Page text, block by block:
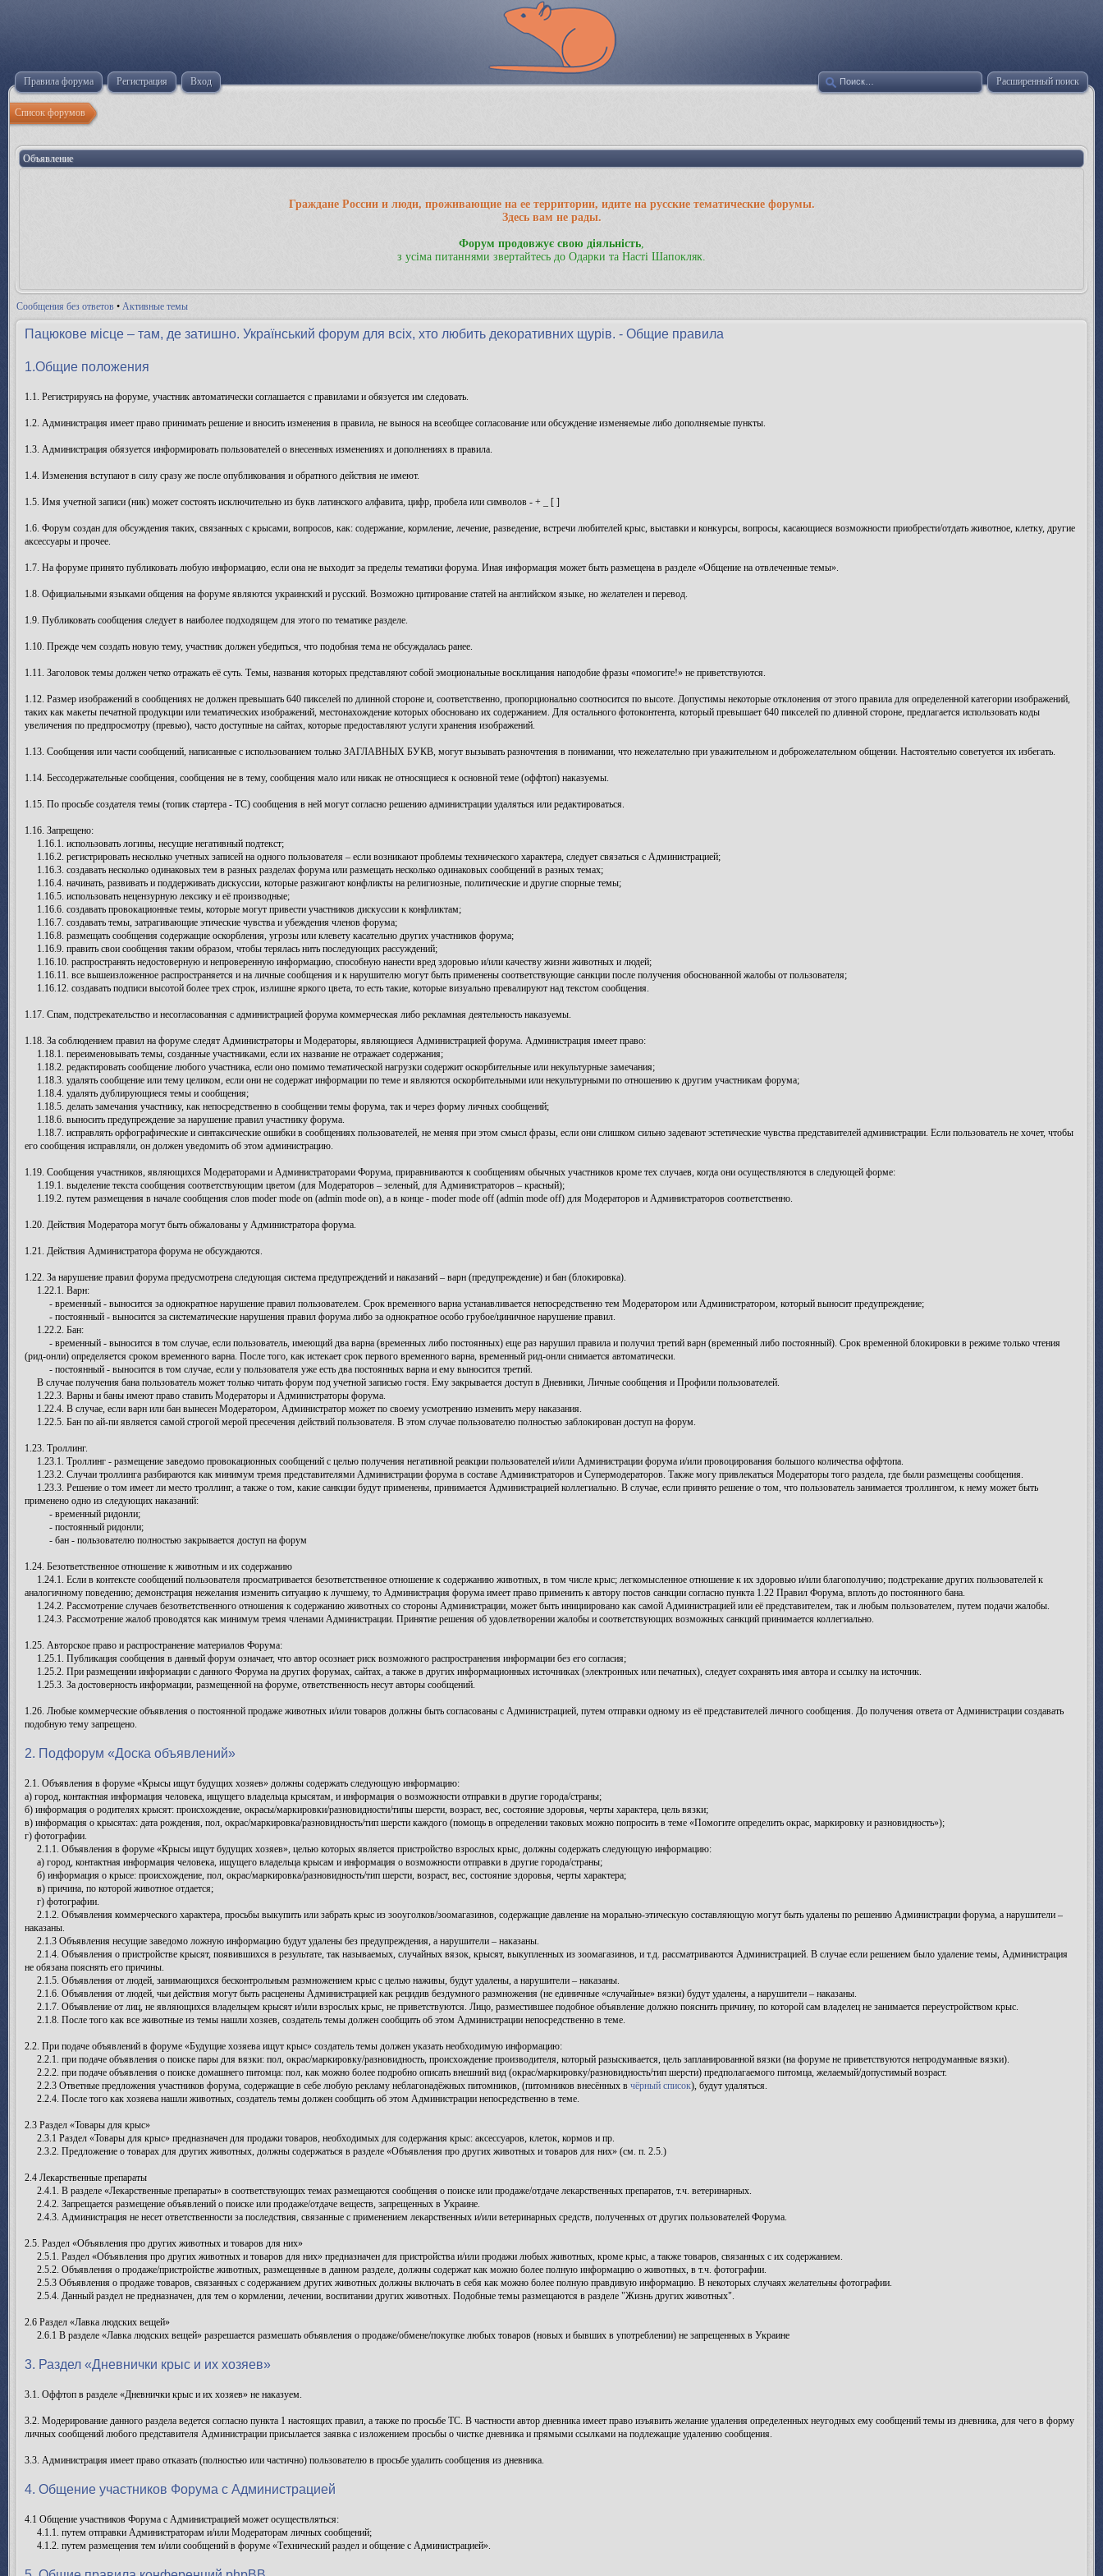
Расширенный поиск
Правила форума Регистрация Вход
Список форумов
Объявление
Граждане России и люди, проживающие на ее территории, идите на русские тематические форумы.
Здесь вам не рады.
Форум продовжує свою діяльність
з усіма питаннями звертайтесь до Одарки та Насті Шапокляк.
Сообщения без ответов • Активные темы
Пацюкове місце – там, де затишно. Український форум для всіх, хто любить декоративних щурів. - Общие правила
1.Общие положения
1.1. Регистрируясь на форуме, участник автоматически соглашается с правилами и обязуется им следовать.
1.2. Администрация имеет право принимать решение и вносить изменения в правила, не вынося на всеобщее согласование или обсуждение изменяемые либо дополняемые пункты.
1.3. Администрация обязуется информировать пользователей о внесенных изменениях и дополнениях в правила.
1.4. Изменения вступают в силу сразу же после опубликования и обратного действия не имеют.
1.5. Имя учетной записи (ник) может состоять исключительно из букв латинского алфавита, цифр, пробела или символов - + _ [ ]
1.6. Форум создан для обсуждения таких, связанных с крысами, вопросов, как: содержание, кормление, лечение, разведение, встречи любителей крыс, выставки и конкурсы, вопросы, касающиеся возможности приобрести/отдать животное, клетку, другие
аксессуары и прочее.
1.7. На форуме принято публиковать любую информацию, если она не выходит за пределы тематики форума. Иная информация может быть размещена в разделе «Общение на отвлеченные темы».
1.8. Официальными языками общения на форуме являются украинский и русский. Возможно цитирование статей на английском языке, но желателен и перевод.
1.9. Публиковать сообщения следует в наиболее подходящем для этого по тематике разделе.
1.10. Прежде чем создать новую тему, участник должен убедиться, что подобная тема не обсуждалась ранее.
1.11. Заголовок темы должен четко отражать её суть. Темы, названия которых представляют собой эмоциональные восклицания наподобие фразы «помогите!» не приветствуются.
1.12. Размер изображений в сообщениях не должен превышать 640 пикселей по длинной стороне и, соответственно, пропорционально соотносится по высоте. Допустимы некоторые отклонения от этого правила для определенной категории изображений,
таких как макеты печатной продукции или тематических изображений, местонахождение которых обосновано их содержанием. Для остального фотоконтента, который превышает 640 пикселей по длинной стороне, предлагается использовать коды
увеличения по предпросмотру (превью), часто доступные на сайтах, которые предоставляют услуги хранения изображений.
1.13. Сообщения или части сообщений, написанные с использованием только ЗАГЛАВНЫХ БУКВ, могут вызывать разночтения в понимании, что нежелательно при уважительном и доброжелательном общении. Настоятельно советуется их избегать.
1.14. Бессодержательные сообщения, сообщения не в тему, сообщения мало или никак не относящиеся к основной теме (оффтоп) наказуемы.
1.15. По просьбе создателя темы (топик стартера - ТС) сообщения в ней могут согласно решению администрации удаляться или редактироваться.
1.16. Запрещено:
1.16.1. использовать логины, несущие негативный подтекст;
1.16.2. регистрировать несколько учетных записей на одного пользователя – если возникают проблемы технического характера, следует связаться с Администрацией;
1.16.3. создавать несколько одинаковых тем в разных разделах форума или размещать несколько одинаковых сообщений в разных темах;
1.16.4. начинать, развивать и поддерживать дискуссии, которые разжигают конфликты на религиозные, политические и другие спорные темы;
1.16.5. использовать нецензурную лексику и её производные;
1.16.6. создавать провокационные темы, которые могут привести участников дискуссии к конфликтам;
1.16.7. создавать темы, затрагивающие этические чувства и убеждения членов форума;
1.16.8. размещать сообщения содержащие оскорбления, угрозы или клевету касательно других участников форума;
1.16.9. править свои сообщения таким образом, чтобы терялась нить последующих рассуждений;
1.16.10. распространять недостоверную и непроверенную информацию, способную нанести вред здоровью и/или качеству жизни животных и людей;
1.16.11. все вышеизложенное распространяется и на личные сообщения и к нарушителю могут быть применены соответствующие санкции после получения обоснованной жалобы от пользователя;
1.16.12. создавать подписи высотой более трех строк, излишне яркого цвета, то есть такие, которые визуально превалируют над текстом сообщения.
1.17. Спам, подстрекательство и несогласованная с администрацией форума коммерческая либо рекламная деятельность наказуемы.
1.18. За соблюдением правил на форуме следят Администраторы и Модераторы, являющиеся Администрацией форума. Администрация имеет право:
1.18.1. переименовывать темы, созданные участниками, если их название не отражает содержания;
1.18.2. редактировать сообщение любого участника, если оно помимо тематической нагрузки содержит оскорбительные или некультурные замечания;
1.18.3. удалять сообщение или тему целиком, если они не содержат информации по теме и являются оскорбительными или некультурными по отношению к другим участникам форума;
1.18.4. удалять дублирующиеся темы и сообщения;
1.18.5. делать замечания участнику, как непосредственно в сообщении темы форума, так и через форму личных сообщений;
1.18.6. выносить предупреждение за нарушение правил участнику форума.
1.18.7. исправлять орфографические и синтаксические ошибки в сообщениях пользователей, не меняя при этом смысл фразы, если они слишком сильно задевают эстетические чувства представителей администрации. Если пользователь не хочет, чтобы
его сообщения исправляли, он должен уведомить об этом администрацию.
1.19. Сообщения участников, являющихся Модераторами и Администраторами Форума, приравниваются к сообщениям обычных участников кроме тех случаев, когда они осуществляются в следующей форме:
1.19.1. выделение текста сообщения соответствующим цветом (для Модераторов – зеленый, для Администраторов – красный);
1.19.2. путем размещения в начале сообщения слов moder mode on (admin mode on), а в конце - moder mode off (admin mode off) для Модераторов и Администраторов соответственно.
1.20. Действия Модератора могут быть обжалованы у Администратора форума.
1.21. Действия Администратора форума не обсуждаются.
1.22. За нарушение правил форума предусмотрена следующая система предупреждений и наказаний – варн (предупреждение) и бан (блокировка).
1.22.1. Варн:
- временный - выносится за однократное нарушение правил пользователем. Срок временного варна устанавливается непосредственно тем Модератором или Администратором, который выносит предупреждение;
- постоянный - выносится за систематические нарушения правил форума либо за однократное особо грубое/циничное нарушение правил.
1.22.2. Бан:
- временный - выносится в том случае, если пользователь, имеющий два варна (временных либо постоянных) еще раз нарушил правила и получил третий варн (временный либо постоянный). Срок временной блокировки в режиме только чтения
(рид-онли) определяется сроком временного варна. После того, как истекает срок первого временного варна, временный рид-онли снимается автоматически.
- постоянный - выносится в том случае, если у пользователя уже есть два постоянных варна и ему выносится третий.
В случае получения бана пользователь может только читать форум под учетной записью гостя. Ему закрывается доступ в Дневники, Личные сообщения и Профили пользователей.
1.22.3. Варны и баны имеют право ставить Модераторы и Администраторы форума.
1.22.4. В случае, если варн или бан вынесен Модератором, Администратор может по своему усмотрению изменить меру наказания.
1.22.5. Бан по ай-пи является самой строгой мерой пресечения действий пользователя. В этом случае пользователю полностью заблокирован доступ на форум.
1.23. Троллинг.
1.23.1. Троллинг - размещение заведомо провокационных сообщений с целью получения негативной реакции пользователей и/или Администрации форума и/или провоцирования большого количества оффтопа.
1.23.2. Случаи троллинга разбираются как минимум тремя представителями Администрации форума в составе Администраторов и Супермодераторов. Также могу привлекаться Модераторы того раздела, где были размещены сообщения.
1.23.3. Решение о том имеет ли место троллинг, а также о том, какие санкции будут применены, принимается Администрацией коллегиально. В случае, если принято решение о том, что пользователь занимается троллингом, к нему может быть
применено одно из следующих наказаний:
- временный ридонли;
- постоянный ридонли;
- бан - пользователю полностью закрывается доступ на форум
1.24. Безответственное отношение к животным и их содержанию
1.24.1. Если в контексте сообщений пользователя просматривается безответственное отношение к содержанию животных, в том числе крыс; легкомысленное отношение к их здоровью и/или благополучию; подстрекание других пользователей к
аналогичному поведению; демонстрация нежелания изменить ситуацию к лучшему, то Администрация форума имеет право применить к автору постов санкции согласно пункта 1.22 Правил Форума, вплоть до постоянного бана.
1.24.2. Рассмотрение случаев безответственного отношения к содержанию животных со стороны Администрации, может быть инициировано как самой Администрацией или её представителем, так и любым пользователем, путем подачи жалобы.
1.24.3. Рассмотрение жалоб проводятся как минимум тремя членами Администрации. Принятие решения об удовлетворении жалобы и соответствующих возможных санкций принимается коллегиально.
1.25. Авторское право и распространение материалов Форума:
1.25.1. Публикация сообщения в данный форум означает, что автор осознает риск возможного распространения информации без его согласия;
1.25.2. При размещении информации с данного Форума на других форумах, сайтах, а также в других информационных источниках (электронных или печатных), следует сохранять имя автора и ссылку на источник.
1.25.3. За достоверность информации, размещенной на форуме, ответственность несут авторы сообщений.
1.26. Любые коммерческие объявления о постоянной продаже животных и/или товаров должны быть согласованы с Администрацией, путем отправки одному из её представителей личного сообщения. До получения ответа от Администрации создавать
подобную тему запрещено.
2. Подфорум «Доска объявлений»
2.1. Объявления в форуме «Крысы ищут будущих хозяев» должны содержать следующую информацию:
а) город, контактная информация человека, ищущего владельца крысятам, и информация о возможности отправки в другие города/страны;
б) информация о родителях крысят: происхождение, окрасы/маркировки/разновидности/типы шерсти, возраст, вес, состояние здоровья, черты характера, цель вязки;
в) информация о крысятах: дата рождения, пол, окрас/маркировка/разновидность/тип шерсти каждого (помощь в определении таковых можно попросить в теме «Помогите определить окрас, маркировку и разновидность»);
г) фотографии.
2.1.1. Объявления в форуме «Крысы ищут будущих хозяев», целью которых является пристройство взрослых крыс, должны содержать следующую информацию:
а) город, контактная информация человека, ищущего владельца крысам и информация о возможности отправки в другие города/страны;
б) информация о крысе: происхождение, пол, окрас/маркировка/разновидность/тип шерсти, возраст, вес, состояние здоровья, черты характера;
в) причина, по которой животное отдается;
г) фотографии.
2.1.2. Объявления коммерческого характера, просьбы выкупить или забрать крыс из зооуголков/зоомагазинов, содержащие давление на морально-этическую составляющую могут быть удалены по решению Администрации форума, а нарушители –
наказаны.
2.1.3 Объявления несущие заведомо ложную информацию будут удалены без предупреждения, а нарушители – наказаны.
2.1.4. Объявления о пристройстве крысят, появившихся в результате, так называемых, случайных вязок, крысят, выкупленных из зоомагазинов, и т.д. рассматриваются Администрацией. В случае если решением было удаление темы, Администрация
не обязана пояснять его причины.
2.1.5. Объявления от людей, занимающихся бесконтрольным размножением крыс с целью наживы, будут удалены, а нарушители – наказаны.
2.1.6. Объявления от людей, чьи действия могут быть расценены Администрацией как рецидив бездумного размножения (не единичные «случайные» вязки) будут удалены, а нарушители – наказаны.
2.1.7. Объявление от лиц, не являющихся владельцем крысят и/или взрослых крыс, не приветствуются. Лицо, разместившее подобное объявление должно пояснить причину, по которой сам владелец не занимается переустройством крыс.
2.1.8. После того как все животные из темы нашли хозяев, создатель темы должен сообщить об этом Администрации непосредственно в теме.
2.2. При подаче объявлений в форуме «Будущие хозяева ищут крыс» создатель темы должен указать необходимую информацию:
2.2.1. при подаче объявления о поиске пары для вязки: пол, окрас/маркировку/разновидность, происхождение производителя, который разыскивается, цель запланированной вязки (на форуме не приветствуются непродуманные вязки).
2.2.2. при подаче объявления о поиске домашнего питомца: пол, как можно более подробно описать внешний вид (окрас/маркировку/разновидность/тип шерсти) предполагаемого питомца, желаемый/допустимый возраст.
2.2.3 Ответные предложения участников форума, содержащие в себе любую рекламу неблагонадёжных питомников, (питомников внесённых в чёрный список), будут удаляться.
2.2.4. После того как хозяева нашли животных, создатель темы должен сообщить об этом Администрации непосредственно в теме.
2.3 Раздел «Товары для крыс»
2.3.1 Раздел «Товары для крыс» предназначен для продажи товаров, необходимых для содержания крыс: аксессуаров, клеток, кормов и пр.
2.3.2. Предложение о товарах для других животных, должны содержаться в разделе «Объявления про других животных и товаров для них» (см. п. 2.5.)
2.4 Лекарственные препараты
2.4.1. В разделе «Лекарственные препараты» в соответствующих темах размещаются сообщения о поиске или продаже/отдаче лекарственных препаратов, т.ч. ветеринарных.
2.4.2. Запрещается размещение объявлений о поиске или продаже/отдаче веществ, запрещенных в Украине.
2.4.3. Администрация не несет ответственности за последствия, связанные с применением лекарственных и/или ветеринарных средств, полученных от других пользователей Форума.
2.5. Раздел «Объявления про других животных и товаров для них»
2.5.1. Раздел «Объявления про других животных и товаров для них» предназначен для пристройства и/или продажи любых животных, кроме крыс, а также товаров, связанных с их содержанием.
2.5.2. Объявления о продаже/пристройстве животных, размещенные в данном разделе, должны содержат как можно более полную информацию о животных, в т.ч. фотографии.
2.5.3 Объявления о продаже товаров, связанных с содержанием других животных должны включать в себя как можно более полную правдивую информацию. В некоторых случаях желательны фотографии.
2.5.4. Данный раздел не предназначен, для тем о кормлении, лечении, воспитании других животных. Подобные темы размещаются в разделе "Жизнь других животных".
2.6 Раздел «Лавка людских вещей»
2.6.1 В разделе «Лавка людских вещей» разрешается размешать объявления о продаже/обмене/покупке любых товаров (новых и бывших в употреблении) не запрещенных в Украине
3. Раздел «Дневнички крыс и их хозяев»
3.1. Оффтоп в разделе «Дневнички крыс и их хозяев» не наказуем.
3.2. Модерирование данного раздела ведется согласно пункта 1 настоящих правил, а также по просьбе ТС. В частности автор дневника имеет право изъявить желание удаления определенных неугодных ему сообщений темы из дневника, для чего в форму
личных сообщений любого представителя Администрации присылается заявка с изложением просьбы о чистке дневника и прямыми ссылками на подлежащие удалению сообщения.
3.3. Администрация имеет право отказать (полностью или частично) пользователю в просьбе удалить сообщения из дневника.
4. Общение участников Форума с Администрацией
4.1 Общение участников Форума с Администрацией может осуществляться:
4.1.1. путем отправки Администраторам и/или Модераторам личных сообщений;
4.1.2. путем размещения тем и/или сообщений в форуме «Технический раздел и общение с Администрацией».